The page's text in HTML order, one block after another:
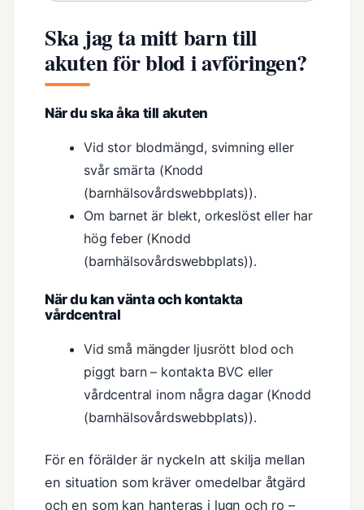
Ska jag ta mitt barn till
akuten för blod i avföringen?
När du ska åka till akuten
Vid stor blodmängd, svimning eller
svår smärta (Knodd
(barnhälsovårdswebbplats)).
Om barnet är blekt, orkeslöst eller har
hög feber (Knodd
(barnhälsovårdswebbplats)).
När du kan vänta och kontakta
vårdcentral
Vid små mängder ljusrött blod och
piggt barn – kontakta BVC eller
vårdcentral inom några dagar (Knodd
(barnhälsovårdswebbplats)).
För en förälder är nyckeln att skilja mellan
en situation som kräver omedelbar åtgärd
och en som kan hanteras i lugn och ro –